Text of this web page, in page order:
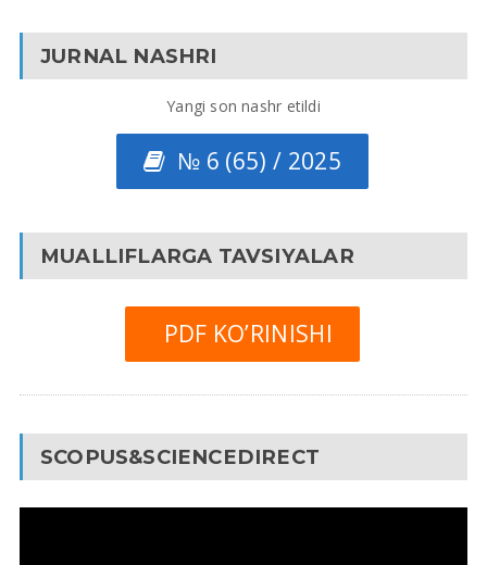
JURNAL NASHRI
Yangi son nashr etildi
№ 6 (65) / 2025
MUALLIFLARGA TAVSIYALAR
PDF KO’RINISHI
SCOPUS&SCIENCEDIRECT